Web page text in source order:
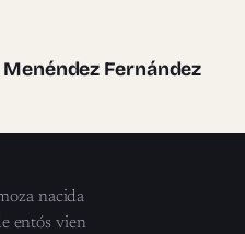
Fernández
nacida
entós vien